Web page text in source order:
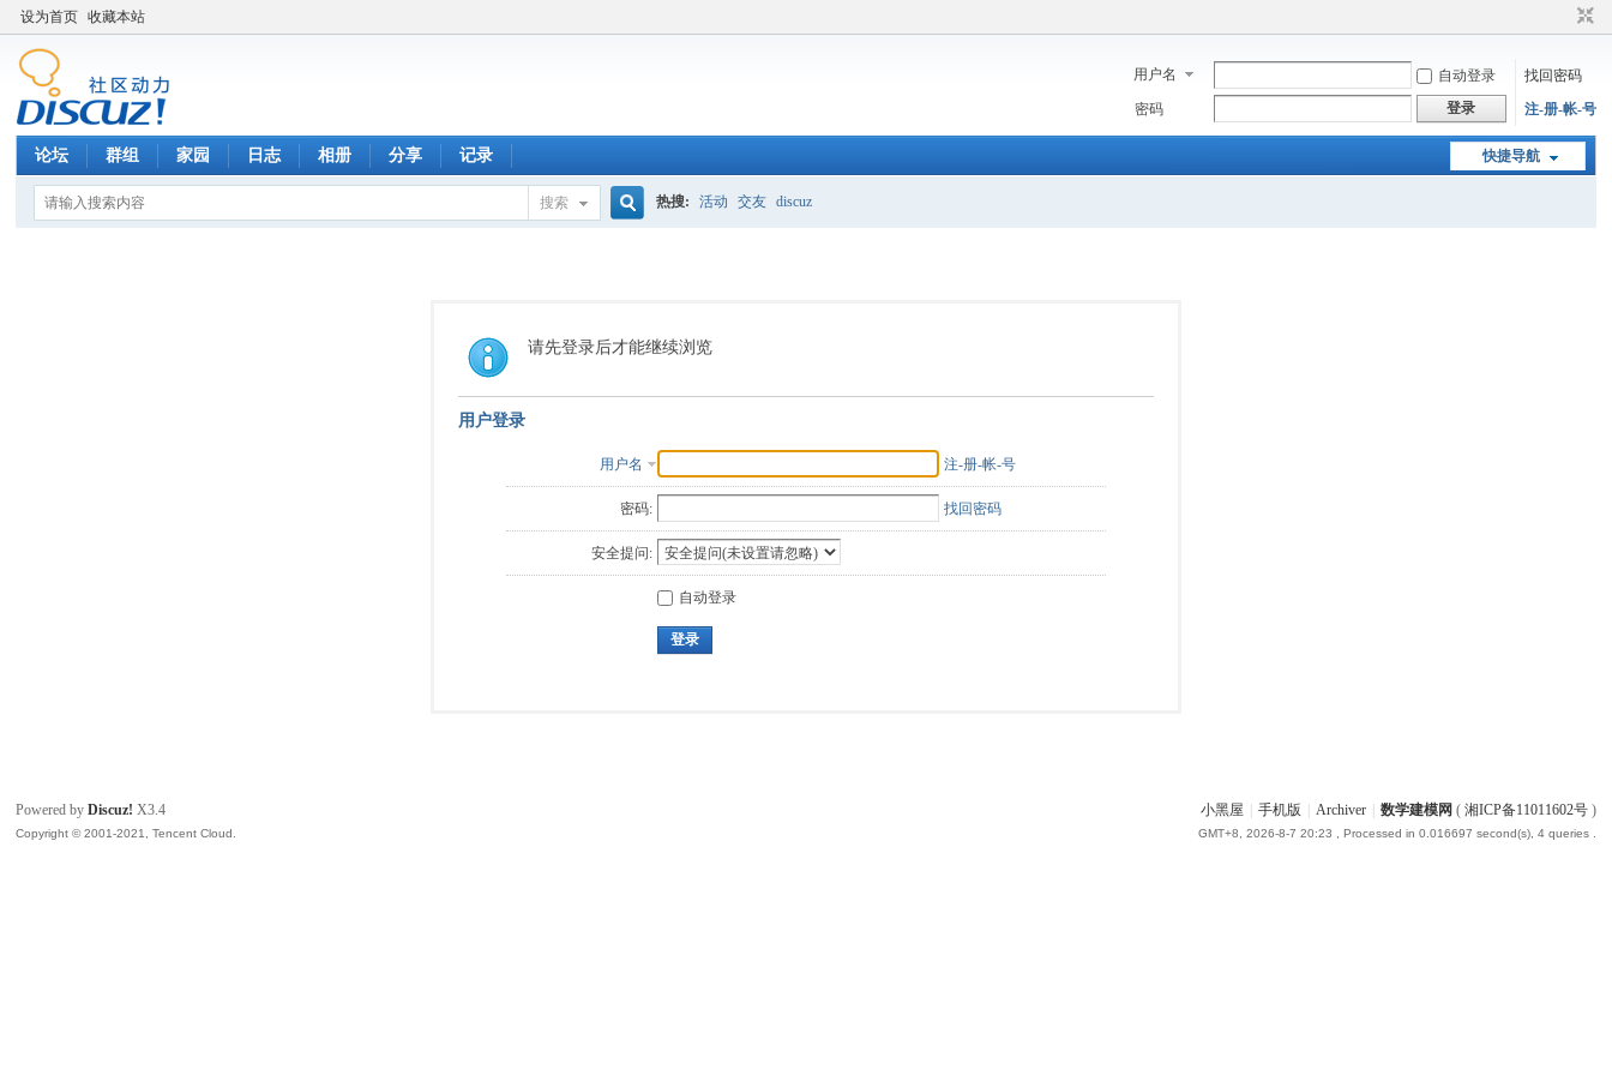
设为首页 收藏本站
用户名 自动登录
找回密码
密码
登录 注-册-帐-号
快捷导航
论坛 群组 家园 日志 相册 分享 记录
搜索
索
热搜: 活动 交友 discuz
请先登录后才能继续浏览
用户登录
用户名 注-册-帐-号
密码: 找回密码
安全提问:
自动登录
登录
小黑屋 手机版 Archiver 数学建模网 ( 湘ICP备11011602号)
GMT+8, 2026-8-7 20:23 , Processed in 0.016697 second(s), 4 queries .
Powered byDiscuz! X3.4
Copyright © 2001-2021, Tencent Cloud.